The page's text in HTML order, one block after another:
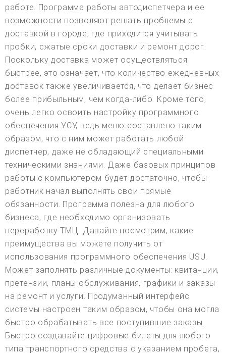
работе. Программа работы автодиспетчера и ее
возможности позволяют решать проблемы с
доставкой в городе, где приходится учитывать
пробки, сжатые сроки доставки и ремонт дорог.
Поскольку доставка может осуществляться
быстрее, это означает, что количество ежедневных
доставок также увеличивается, что делает бизнес
более прибыльным, чем когда-либо. Кроме того,
очень легко освоить настройку программного
обеспечения УСУ, ведь меню составлено таким
образом, что с ним может работать любой
диспетчер, даже не обладающий специальными
техническими знаниями. Даже базовых принципов
работы с компьютером будет достаточно, чтобы
работник начал выполнять свои прямые
обязанности. Программа полезна для любого
бизнеса, где необходимо организовать
переработку ТМЦ. Давайте посмотрим, какие
преимущества вы можете получить от
использования программного обеспечения USU.
Может заполнять различные документы: квитанции,
претензии, планы обслуживания, графики и заказы
на ремонт и услуги. Продуманный интерфейс
системы настроен таким образом, чтобы она могла
быстро обрабатывать все поступившие заказы.
Быстро создавайте цифровые билеты для любого
типа транспортного средства с указанием пробега,